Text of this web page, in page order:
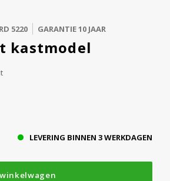
5220 GARANTIE 10 JAAR
kastmodel
LEVERING BINNEN 3 WERKDAGEN